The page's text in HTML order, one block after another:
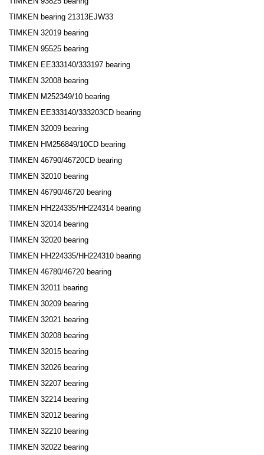
TIMKEN bearing 21313EJW33
TIMKEN 32019 bearing
TIMKEN 95525 bearing
TIMKEN EE333140/333197 bearing
TIMKEN 32008 bearing
TIMKEN M252349/10 bearing
TIMKEN EE333140/333203CD bearing
TIMKEN 32009 bearing
TIMKEN HM256849/10CD bearing
TIMKEN 46790/46720CD bearing
TIMKEN 32010 bearing
TIMKEN 46790/46720 bearing
TIMKEN HH224335/HH224314 bearing
TIMKEN 32014 bearing
TIMKEN 32020 bearing
TIMKEN HH224335/HH224310 bearing
TIMKEN 46780/46720 bearing
TIMKEN 32011 bearing
TIMKEN 30209 bearing
TIMKEN 32021 bearing
TIMKEN 30208 bearing
TIMKEN 32015 bearing
TIMKEN 32026 bearing
TIMKEN 32207 bearing
TIMKEN 32214 bearing
TIMKEN 32012 bearing
TIMKEN 32210 bearing
TIMKEN 32022 bearing